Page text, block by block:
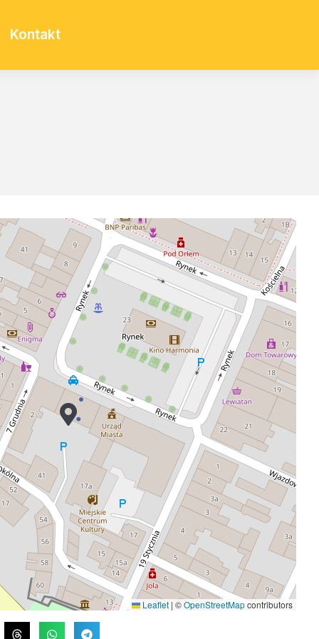
Kontakt
Leaflet | ©OpenStreetMapcontributors